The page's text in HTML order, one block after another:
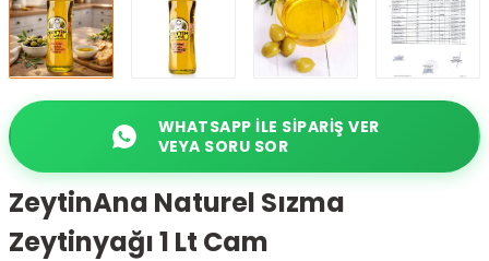
WHATSAPP ILE SIPARIŞ VER
VEYA SORU SOR
ZeytinAna Naturel Sızma
Zeytinyağı 1 Lt Cam